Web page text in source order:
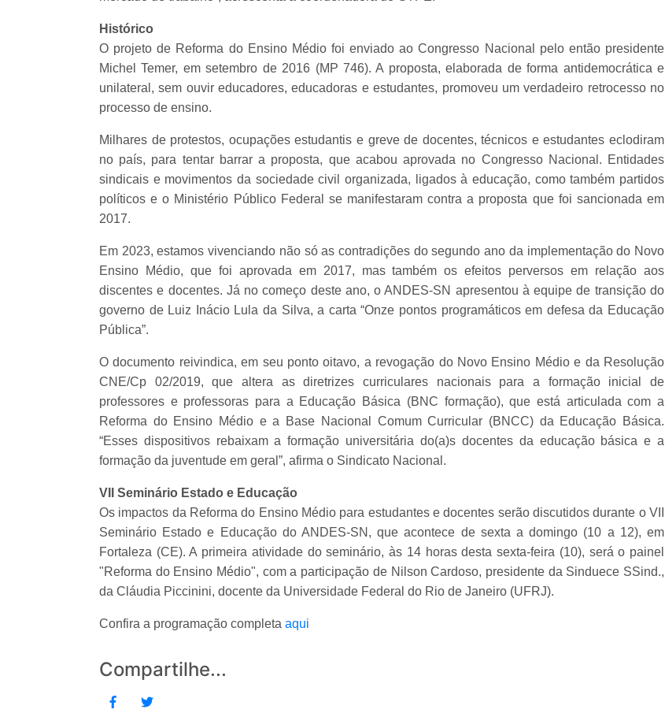
Histórico
O projeto de Reforma do Ensino Médio foi enviado ao Congresso Nacional pelo então presidente
Michel Temer, em setembro de 2016 (MP 746). A proposta, elaborada de forma antidemocrática e
unilateral, sem ouvir educadores, educadoras e estudantes, promoveu um verdadeiro retrocesso no
processo de ensino.
Milhares de protestos, ocupações estudantis e greve de docentes, técnicos e estudantes eclodiram
no país, para tentar barrar a proposta, que acabou aprovada no Congresso Nacional. Entidades
sindicais e movimentos da sociedade civil organizada, ligados à educação, como também partidos
políticos e o Ministério Público Federal se manifestaram contra a proposta que foi sancionada em
2017.
Em 2023, estamos vivenciando não só as contradições do segundo ano da implementação do Novo
Ensino Médio, que foi aprovada em 2017, mas também os efeitos perversos em relação aos
discentes e docentes. Já no começo deste ano, o ANDES-SN apresentou à equipe de transição do
governo de Luiz Inácio Lula da Silva, a carta “Onze pontos programáticos em defesa da Educação
Pública”.
O documento reivindica, em seu ponto oitavo, a revogação do Novo Ensino Médio e da Resolução
CNE/Cp 02/2019, que altera as diretrizes curriculares nacionais para a formação inicial de
professores e professoras para a Educação Básica (BNC formação), que está articulada com a
Reforma do Ensino Médio e a
Base Nacional Comum Curricular (BNCC) da Educação Básica.
“Esses dispositivos rebaixam a formação universitária do(a)s docentes da educação básica e a
formação da juventude em geral”, afirma o Sindicato Nacional.
VII Seminário Estado e Educação
Os impactos da Reforma do Ensino Médio para estudantes e docentes serão discutidos durante o VII
Seminário Estado e Educação do ANDES-SN, que acontece de sexta a domingo (10 a 12), em
Fortaleza (CE). A primeira atividade do seminário, às 14 horas desta sexta-feira (10), será o painel
"Reforma do Ensino Médio", com a participação de Nilson Cardoso, presidente da Sinduece SSind.,
da Cláudia Piccinini, docente da Universidade Federal do Rio de Janeiro (UFRJ).
Confira a programação completa aqui
Compartilhe...